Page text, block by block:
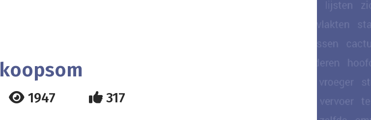
koopsom
1947 317